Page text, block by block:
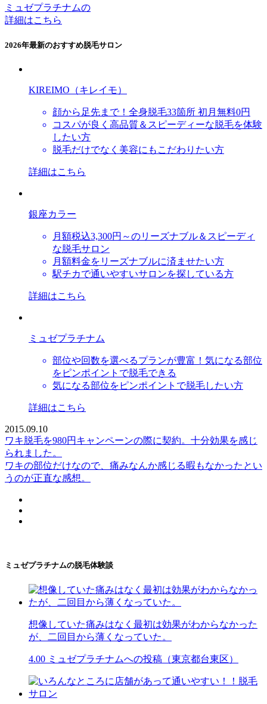
ミュゼプラチナムの
詳細はこちら
2026年最新のおすすめ脱毛サロン
KIREIMO（キレイモ）
顔から足先まで！全身脱毛33箇所 初月無料0円
コスパが良く高品質＆スピーディーな脱毛を体験
したい方
脱毛だけでなく美容にもこだわりたい方
詳細はこちら
銀座カラー
月額税込3,300円～のリーズナブル＆スピーディ
な脱毛サロン
月額料金をリーズナブルに済ませたい方
駅チカで通いやすいサロンを探している方
詳細はこちら
ミュゼプラチナム
部位や回数を選べるプランが豊富！気になる部位
をピンポイントで脱毛できる
気になる部位をピンポイントで脱毛したい方
詳細はこちら
2015.09.10
ワキ脱毛を980円キャンペーンの際に契約。十分効果を感じ
られました。
ワキの部位だけなので、痛みなんか感じる暇もなかったとい
うのが正直な感想。
ミュゼプラチナムの脱毛体験談
想像していた痛みはなく最初は効果がわからなかった
が、二回目から薄くなっていた。
4.00 ミュゼプラチナムへの投稿（東京都台東区）